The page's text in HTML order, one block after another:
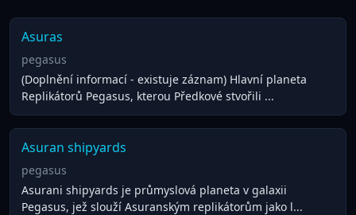
Asuras
pegasus
(Doplnění informací - existuje záznam) Hlavní planeta
Replikátorů Pegasus, kterou Předkové stvořili ...
Asuran shipyards
pegasus
Asurani shipyards je průmyslová planeta v galaxii
Pegasus, jež slouží Asuranským replikátorům jako l...